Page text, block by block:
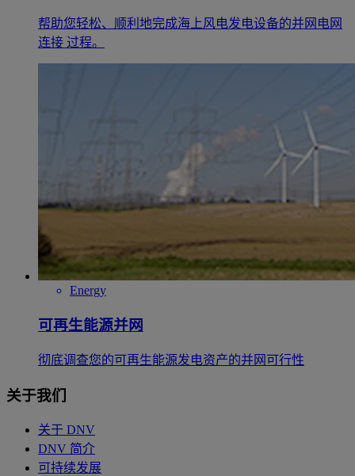
帮助您轻松、顺利地完成海上风电发电设备的并网电网
连接 过程。
Energy
可再生能源并网
彻底调查您的可再生能源发电资产的并网可行性
关于我们
关于 DNV
DNV 简介
可持续发展